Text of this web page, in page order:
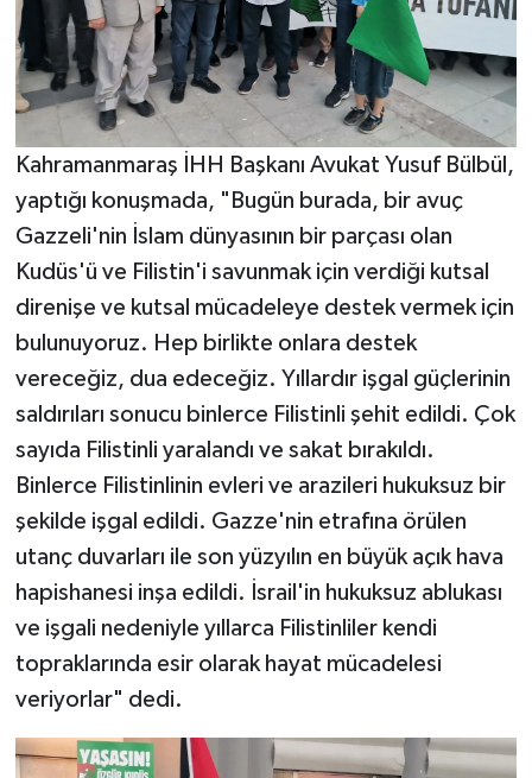
Kahramanmaraş İHH Başkanı Avukat Yusuf Bülbül,
yaptığı konuşmada, "Bugün burada, bir avuç
Gazzeli'nin İslam dünyasının bir parçası olan
Kudüs'ü ve Filistin'i savunmak için verdiği kutsal
direnişe ve kutsal mücadeleye destek vermek için
bulunuyoruz. Hep birlikte onlara destek
vereceğiz, dua edeceğiz. Yıllardır işgal güçlerinin
saldırıları sonucu binlerce Filistinli şehit edildi. Çok
sayıda Filistinli yaralandı ve sakat bırakıldı.
Binlerce Filistinlinin evleri ve arazileri hukuksuz bir
şekilde işgal edildi. Gazze'nin etrafına örülen
utanç duvarları ile son yüzyılın en büyük açık hava
hapishanesi inşa edildi. İsrail'in hukuksuz ablukası
ve işgali nedeniyle yıllarca Filistinliler kendi
topraklarında esir olarak hayat mücadelesi
veriyorlar" dedi.
SİVİL TOPLUM
SEÇİM 2014
KİM KİMDİR
ÇEK GÖNDER
HEDEF2020
OTOMOBİL
TARİH
Genel
Politika
YEREL
BÖLGEDEN